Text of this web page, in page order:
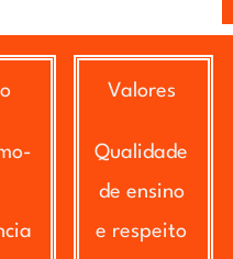
Valores
Qualidade
de ensino
e respeito